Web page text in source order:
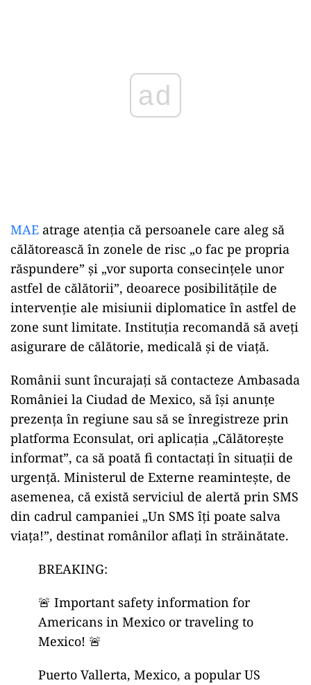
ad
MAE atrage atenția că persoanele care aleg să
călătorească în zonele de risc „o fac pe propria
răspundere” și „vor suporta consecințele unor
astfel de călătorii”, deoarece posibilitățile de
intervenție ale misiunii diplomatice în astfel de
zone sunt limitate. Instituția recomandă să aveți
asigurare de călătorie, medicală și de viață.
Românii sunt încurajați să contacteze Ambasada
României la Ciudad de Mexico, să își anunțe
prezența în regiune sau să se înregistreze prin
platforma Econsulat, ori aplicația „Călătorește
informat”, ca să poată fi contactați în situații de
urgență. Ministerul de Externe reamintește, de
asemenea, că există serviciul de alertă prin SMS
din cadrul campaniei „Un SMS îți poate salva
viața!”, destinat românilor aflați în străinătate.
BREAKING:
🚨 Important safety information for
Americans in Mexico or traveling to
Mexico! 🚨
Puerto Vallerta, Mexico, a popular US